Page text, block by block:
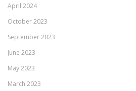
April 2024
October 2023
September 2023
June 2023
May 2023
March 2023